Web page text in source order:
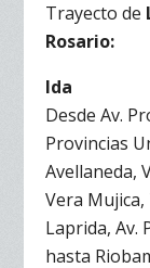
Trayecto de
Rosario:
Ida
Desde Av.
Provincias
Avellaneda,
Vera
Laprida, Av.
hasta